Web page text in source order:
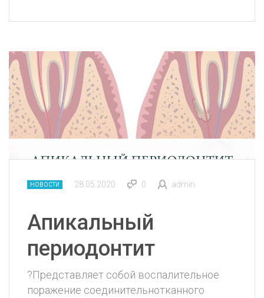
НОВОСТИ 28.05.2020 0 admin
Апикальный
периодонтит
?Представляет собой воспалительное
поражение соединительнотканного